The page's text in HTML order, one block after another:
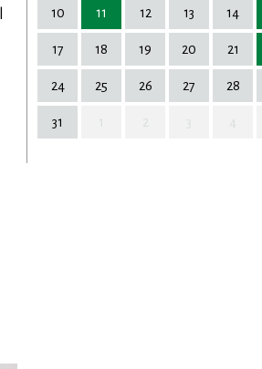
10 11 12 13 14
17 18 19 20 21
24 25 26 27 28
31